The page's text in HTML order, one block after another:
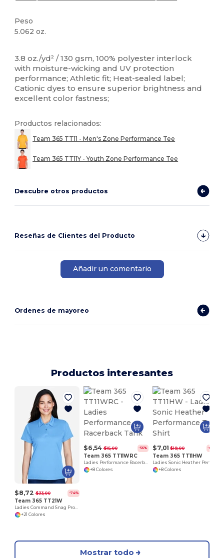
Peso
5.062 oz.
3.8 oz./yd² / 130 gsm, 100% polyester interlock
with moisture-wicking and UV protection
performance; Athletic fit; Heat-sealed label;
Cationic dyes to ensure superior brightness and
excellent color fastness;
Productos relacionados:
Team 365 TT11 - Men's Zone Performance Tee
Team 365 TT11Y - Youth Zone Performance Tee
Descubre otros productos
Reseñas de Clientes del Producto
Añadir un comentario
Ordenes de mayoreo
Productos interesantes
$8,72 $33,00 -74%
Team 365 TT21W
+21 Colores
$6,54 $15,00 -56%
Team 365 TT11WRC
+8 Colores
$7,01 $19,00 -63%
Team 365 TT11HW
+8 Colores
Mostrar todo